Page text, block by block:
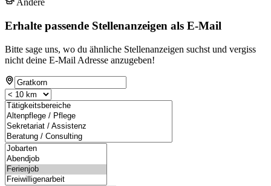
Andere
Erhalte passende Stellenanzeigen als E-Mail
Bitte sage uns, wo du ähnliche Stellenanzeigen suchst und vergiss
nicht deine E-Mail Adresse anzugeben!